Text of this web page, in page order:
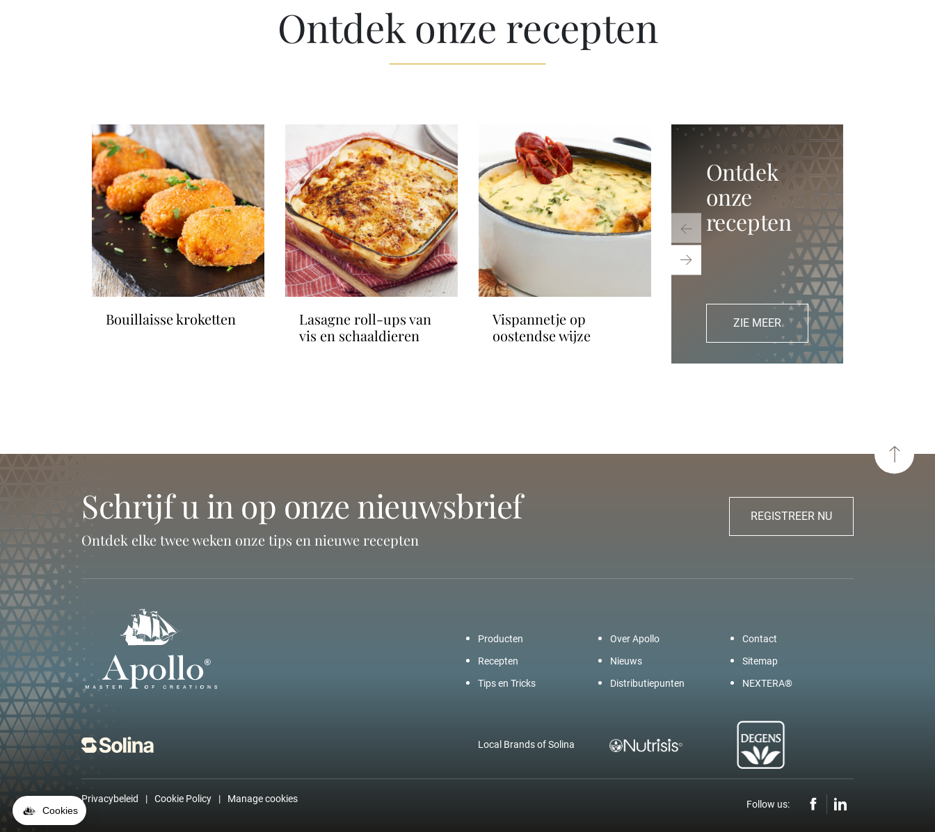
Ontdek onze recepten
Ontdek
onze
recepten
ZIE MEER
bouillaisse kroketten
lasagne roll-ups van
vis en schaaldieren
vispannetje op
oostendse wijze
bretoense mosselen
schrijf u in op onze nieuwsbrief
Ontdek elke twee weken onze tips en nieuwe recepten
REGISTREER NU
Producten
Recepten
Tips en Tricks
Over Apollo
Nieuws
Distributiepunten
Contact
Sitemap
NEXTERA®
Local Brands of Solina
Privacybeleid Cookie Policy Manage cookies Follow us: